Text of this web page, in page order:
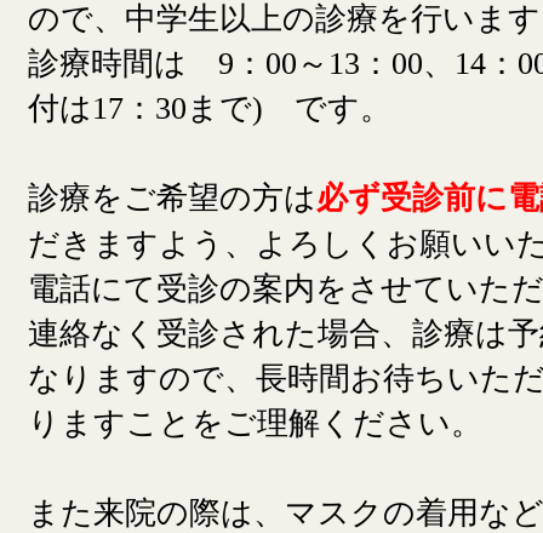
ので、中学生以上の診療を行います
診療時間は 9：00～13：00、14：
付は17：30まで) です。
診療をご希望の方は必ず受診前に
だきますよう、よろしくお願いい
電話にて受診の案内をさせていた
連絡なく受診された場合、診療は
なりますので、長時間お待ちいた
りますことをご理解ください。
また来院の際は、マスクの着用な